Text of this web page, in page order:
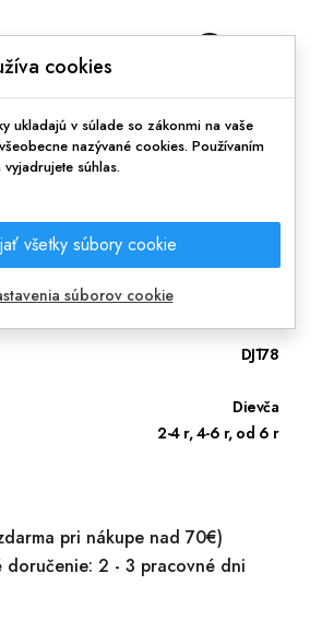
Zvonkohry a hracie skrinky
Srnček
ako z rozprávky pre Vašu
a jej poklady.
DJ178
Dievča
2-4 r, 4-6 r, od 6 r
pri nákupe nad 70€)
doručenie: 2 - 3 pracovné dni
cookies
ukladajú v súlade so zákonmi na vaše
nazývané cookies. Používaním
súhlas.
všetky súbory cookie
súborov cookie